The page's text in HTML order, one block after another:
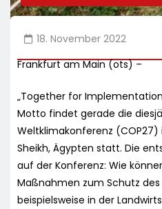
18. November 2022
Frankfurt am Main (ots) –
„Together for
Motto findet gerade die
Weltklimakonferenz (COP27)
Sheikh, Ägypten statt. Die
auf der Konferenz: Wie
Maßnahmen zum Schutz des
beispielsweise in der